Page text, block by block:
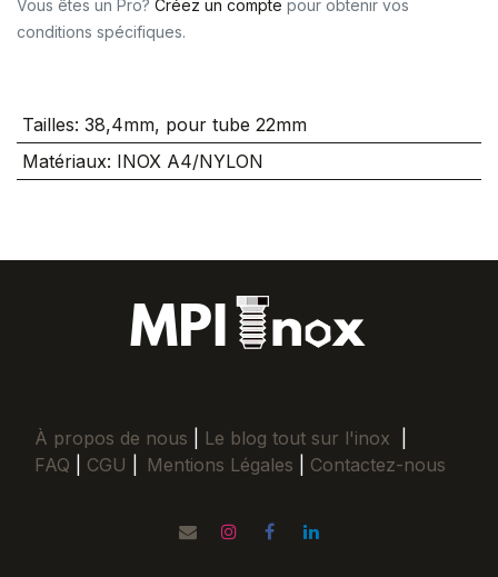
Vous êtes un Pro? Créez un compte pour obtenir vos
conditions spécifiques.
Tailles: 38,4mm, pour tube 22mm
Matériaux: INOX A4/NYLON
À propos de nous Le blog tout sur l'inox
FAQ
CGU Mentions Légales Contactez-nous